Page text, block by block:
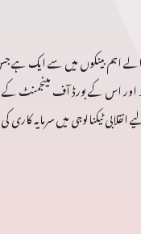
اور اس کے بورڈ آف مینجمنٹ
ٹیکنالوجی میں سرمایہ